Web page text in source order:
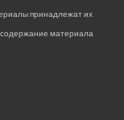
принадлежат их
материала